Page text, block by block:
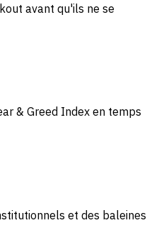
avant qu'ils ne se
& Greed Index en temps
et des baleines